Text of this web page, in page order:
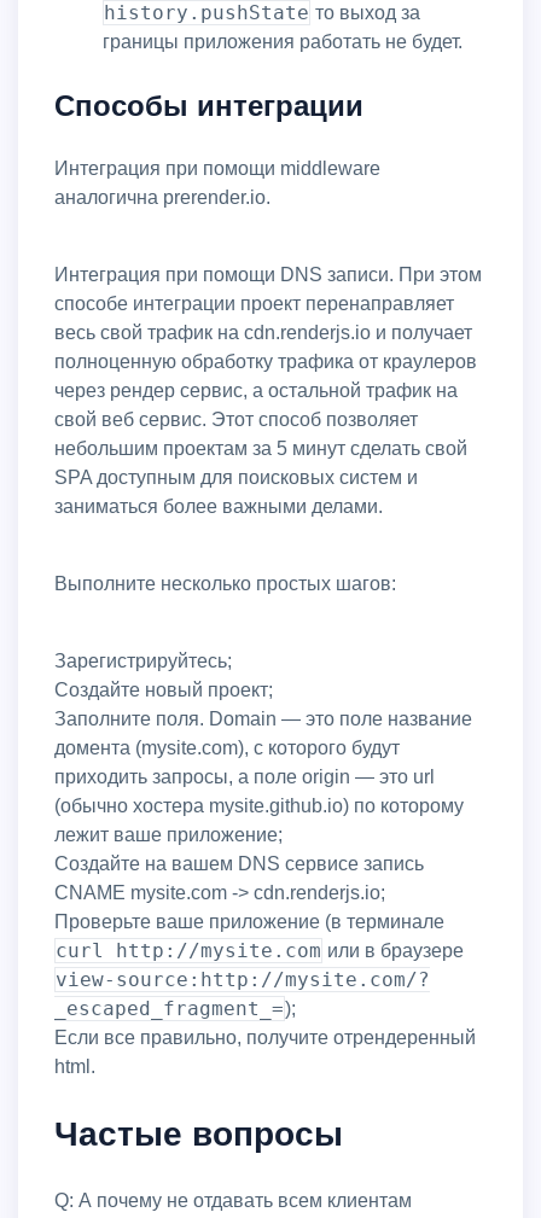
history.pushState то выход за
границы приложения работать не будет.
Способы интеграции
Интеграция при помощи middleware
аналогична prerender.io.
Интеграция при помощи DNS записи. При этом
способе интеграции проект перенаправляет
весь свой трафик на cdn.renderjs.io и получает
полноценную обработку трафика от краулеров
через рендер сервис, а остальной трафик на
свой веб сервис. Этот способ позволяет
небольшим проектам за 5 минут сделать свой
SPA доступным для поисковых систем и
заниматься более важными делами.
Выполните несколько простых шагов:
Зарегистрируйтесь;
Создайте новый проект;
Заполните поля. Domain — это поле название
домента (mysite.com), с которого будут
приходить запросы, а поле origin — это url
(обычно хостера mysite.github.io) по которому
лежит ваше приложение;
Создайте на вашем DNS сервисе запись
CNAME mysite.com -> cdn.renderjs.io;
Проверьте ваше приложение (в терминале
curl http://mysite.com или в браузере
view-source:http://mysite.com/?
_escaped_fragment_=);
Если все правильно, получите отрендеренный
html.
Частые вопросы
Q: А почему не отдавать всем клиентам